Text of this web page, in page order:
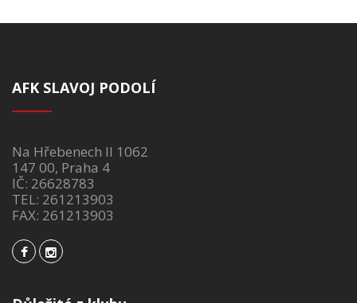
AFK SLAVOJ PODOLÍ
Na Hřebenech II 1062
147 00, Praha 4
IČ: 26628783
TEL: 261213903
FAX: 261213903